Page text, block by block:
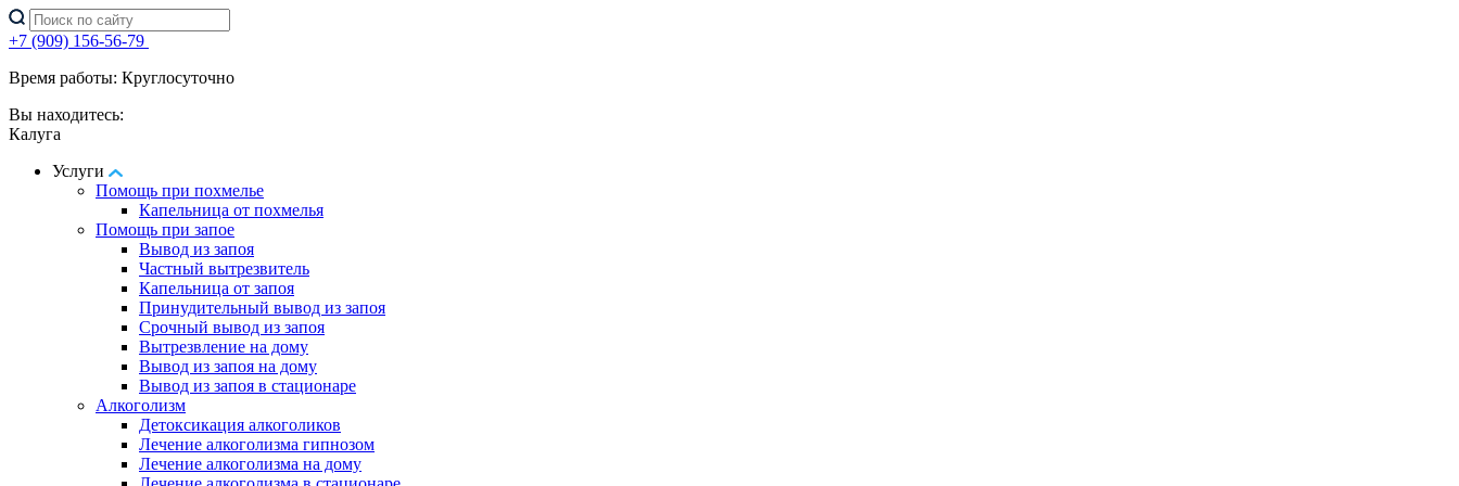
+7 (909) 156-56-79
Время работы: Круглосуточно
Вы находитесь:
Калуга
Услуги
Помощь при похмелье
Капельница от похмелья
Помощь при запое
Вывод из запоя
Частный вытрезвитель
Капельница от запоя
Принудительный вывод из запоя
Срочный вывод из запоя
Вытрезвление на дому
Вывод из запоя на дому
Вывод из запоя в стационаре
Алкоголизм
Детоксикация алкоголиков
Лечение алкоголизма гипнозом
Лечение алкоголизма на дому